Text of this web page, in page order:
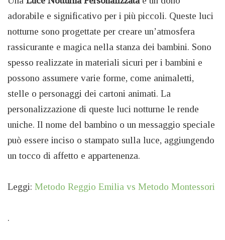
adorabile e significativo per i più piccoli. Queste luci
notturne sono progettate per creare un’atmosfera
rassicurante e magica nella stanza dei bambini. Sono
spesso realizzate in materiali sicuri per i bambini e
possono assumere varie forme, come animaletti,
stelle o personaggi dei cartoni animati. La
personalizzazione di queste luci notturne le rende
uniche. Il nome del bambino o un messaggio speciale
può essere inciso o stampato sulla luce, aggiungendo
un tocco di affetto e appartenenza.
Leggi: Metodo Reggio Emilia vs Metodo Montessori
.